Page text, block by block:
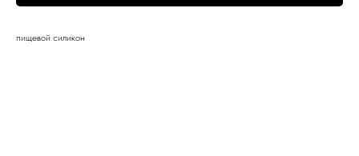
пищевой силикон